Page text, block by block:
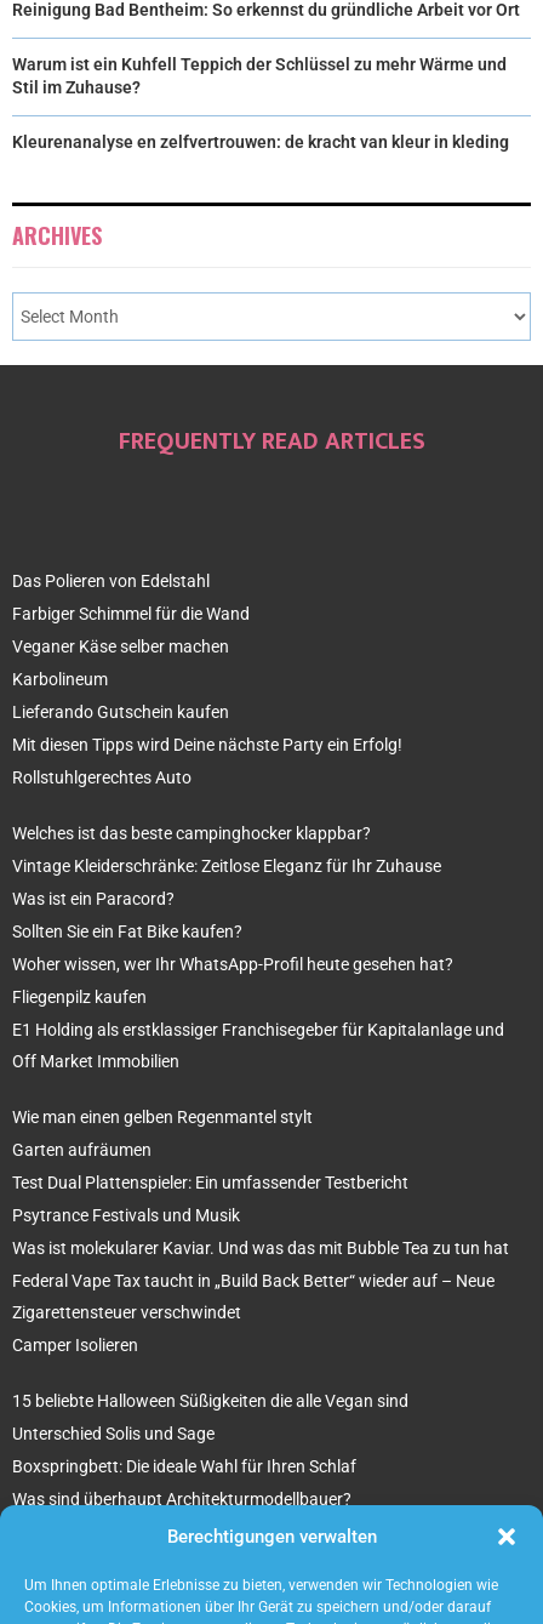
Berechtigungen verwalten
Um Ihnen optimale Erlebnisse zu bieten, verwenden wir Technologien wie
Cookies, um Informationen über Ihr Gerät zu speichern und/oder darauf
Reinigung Bad Bentheim: So erkennst du gründliche Arbeit vor Ort
Warum ist ein Kuhfell Teppich der Schlüssel zu mehr Wärme und
Stil im Zuhause?
Kleurenanalyse en zelfvertrouwen: de kracht van kleur in kleding
ARCHIVES
FREQUENTLY READ ARTICLES
Das Polieren von Edelstahl
Farbiger Schimmel für die Wand
Veganer Käse selber machen
Karbolineum
Lieferando Gutschein kaufen
Mit diesen Tipps wird Deine nächste Party ein Erfolg!
Rollstuhlgerechtes Auto
Welches ist das beste campinghocker klappbar?
Vintage Kleiderschränke: Zeitlose Eleganz für Ihr Zuhause
Was ist ein Paracord?
Sollten Sie ein Fat Bike kaufen?
Woher wissen, wer Ihr WhatsApp-Profil heute gesehen hat?
Fliegenpilz kaufen
E1 Holding als erstklassiger Franchisegeber für Kapitalanlage und
Off Market Immobilien
Wie man einen gelben Regenmantel stylt
Garten aufräumen
Test Dual Plattenspieler: Ein umfassender Testbericht
Psytrance Festivals und Musik
Was ist molekularer Kaviar. Und was das mit Bubble Tea zu tun hat
Federal Vape Tax taucht in „Build Back Better“ wieder auf – Neue
Zigarettensteuer verschwindet
Camper Isolieren
15 beliebte Halloween Süßigkeiten die alle Vegan sind
Unterschied Solis und Sage
Boxspringbett: Die ideale Wahl für Ihren Schlaf
Was sind überhaupt Architekturmodellbauer?
Tipps für Ihr beton ciré Badezimmer